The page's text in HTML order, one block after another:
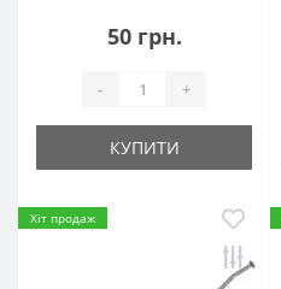
50 грн.
- +
КУПИТИ
Хіт продаж